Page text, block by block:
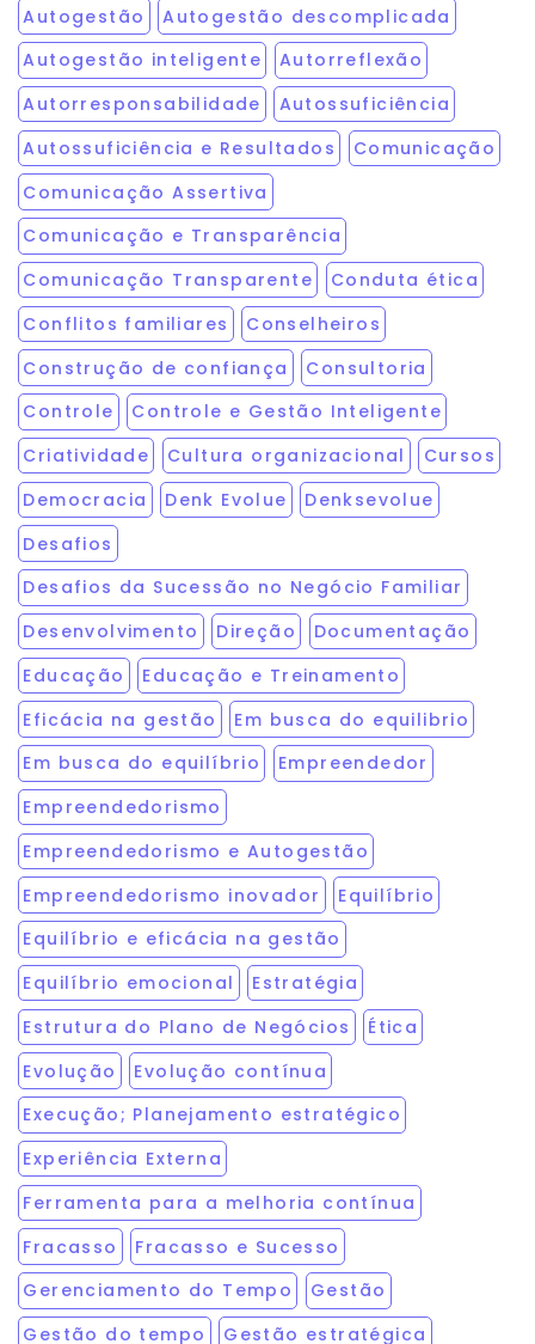
Autogestão
Autogestão descomplicada
Autogestão inteligente
Autorreflexão
Autorresponsabilidade
Autossuficiência
Autossuficiência e Resultados
Comunicação
Comunicação Assertiva
Comunicação e Transparência
Comunicação Transparente
Conduta ética
Conflitos familiares
Conselheiros
Construção de confiança
Consultoria
Controle
Controle e Gestão Inteligente
Criatividade
Cultura organizacional
Cursos
Democracia
Denk Evolue
Denksevolue
Desafios
Desafios da Sucessão no Negócio Familiar
Desenvolvimento
Direção
Documentação
Educação
Educação e Treinamento
Eficácia na gestão
Em busca do equilibrio
Em busca do equilíbrio
Empreendedor
Empreendedorismo
Empreendedorismo e Autogestão
Empreendedorismo inovador
Equilíbrio
Equilíbrio e eficácia na gestão
Equilíbrio emocional
Estratégia
Estrutura do Plano de Negócios
Ética
Evolução
Evolução contínua
Execução; Planejamento estratégico
Experiência Externa
Ferramenta para a melhoria contínua
Fracasso
Fracasso e Sucesso
Gerenciamento do Tempo
Gestão
Gestão do tempo
Gestão estratégica